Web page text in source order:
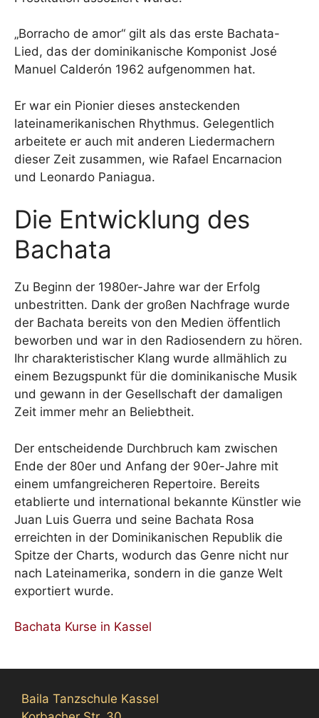
„Borracho de amor“ gilt als das erste Bachata-
Lied, das der dominikanische Komponist José
Manuel Calderón 1962 aufgenommen hat.
Er war ein Pionier dieses ansteckenden
lateinamerikanischen Rhythmus. Gelegentlich
arbeitete er auch mit anderen Liedermachern
dieser Zeit zusammen, wie Rafael Encarnacion
und Leonardo Paniagua.
Die Entwicklung des
Bachata
Zu Beginn der 1980er-Jahre war der Erfolg
unbestritten. Dank der großen Nachfrage wurde
der Bachata bereits von den Medien öffentlich
beworben und war in den Radiosendern zu hören.
Ihr charakteristischer Klang wurde allmählich zu
einem Bezugspunkt für die dominikanische Musik
und gewann in der Gesellschaft der damaligen
Zeit immer mehr an Beliebtheit.
Der entscheidende Durchbruch kam zwischen
Ende der 80er und Anfang der 90er-Jahre mit
einem umfangreicheren Repertoire. Bereits
etablierte und international bekannte Künstler wie
Juan Luis Guerra und seine Bachata Rosa
erreichten in der Dominikanischen Republik die
Spitze der Charts, wodurch das Genre nicht nur
nach Lateinamerika, sondern in die ganze Welt
exportiert wurde.
Bachata Kurse in Kassel
Baila Tanzschule Kassel